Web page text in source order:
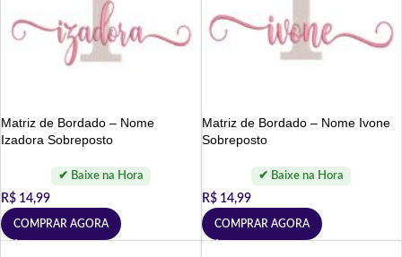
Matriz de Bordado – Nome
Izadora Sobreposto
R$ 14,99
COMPRAR AGORA
Matriz de Bordado – Nome Ivone
Sobreposto
R$14,99
COMPRAR AGORA